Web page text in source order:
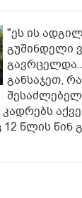
"ეს ის
გუშინდელი
განსაჯეთ,
წლის წინ